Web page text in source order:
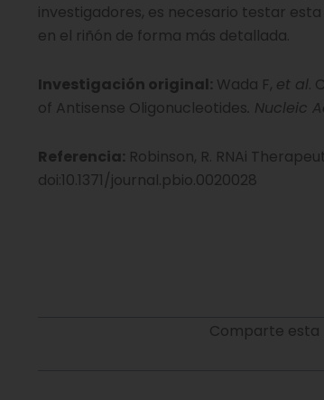
investigadores, es necesario testar
en el riñón de forma más detallada.
Investigación original: Wada F, et al.
of Antisense Oligonucleotides . Nucleic
Referencia: Robinson, R. RNAi
doi:10.1371/journal.pbio.0020028
Comparte esta